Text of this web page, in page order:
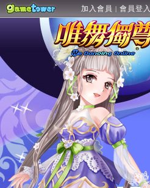
加入會員 | 會員登入